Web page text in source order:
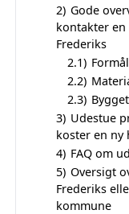
2) Gode
kontakter
Frederiks
2.1)
2.2)
2.3)
3) Udestue
koster en ny
4) FAQ om
5) Oversigt
Frederiks
kommune